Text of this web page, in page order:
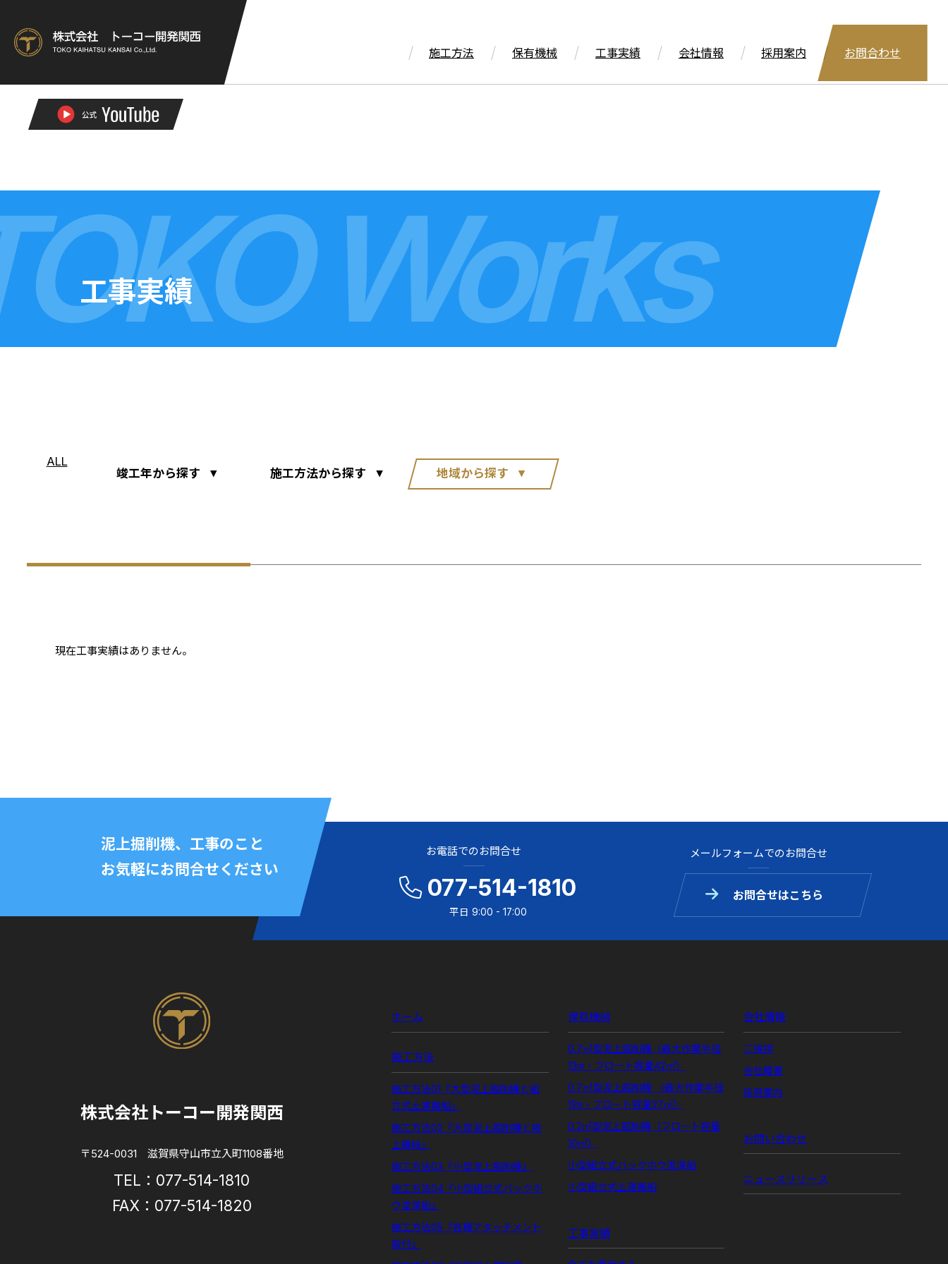
施工方法 保有機械 工事実績 会社情報 採用案内 お問合わせ
工事実績 Works
ALL
竣工年から探す
施工方法から探す 地域から探す
現在工事実績はありません。
泥上掘削機、工事のこと
お気軽にお問合せください
お電話でのお問合せ
077-514-1810
平日 9:00 - 17:00
メールフォームでのお問合せ
お問合せはこちら
株式会社トーコー開発関西
〒524-0031 滋賀県守山市立入町1108番地
TEL：077-514-1810
FAX：077-514-1820
ホーム
施工方法
施工方法01『大型泥上掘削機と組
立式土運搬船』
施工方法02『大型泥上掘削機と陸
上機械』
施工方法03『小型泥上掘削機』
施工方法04『小型組立式バックホ
ウ浚渫船』
施工方法05『各種アタッチメント
取付』
保有機械
0.7㎥型泥上掘削機（最大作業半径
13m・フロート容量42㎥）
0.7㎥型泥上掘削機 （最大作業半径
11m・フロート容量27㎥）
0.2㎥型泥上掘削機（フロート容量
10㎥）
小型組立式バックホウ浚渫船
小型組立式土運搬船
工事実績
会社情報
ご挨拶
会社概要
採用案内
お問い合わせ
ニュースリリース